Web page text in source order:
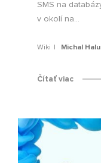
SMS na
v okolí na...
Wiki Michal
Čítať viac